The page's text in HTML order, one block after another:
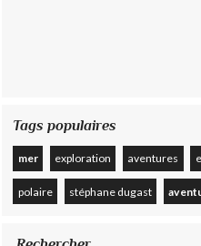
Tags populaires
mer exploration aventures
polaire stéphane dugast